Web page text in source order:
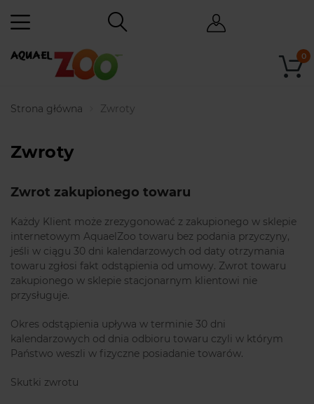
0
Strona główna Zwroty
Zwroty
Zwrot zakupionego towaru
Każdy Klient może zrezygonować z zakupionego w sklepie
internetowym AquaelZoo towaru bez podania przyczyny,
jeśli w ciągu 30 dni kalendarzowych od daty otrzymania
towaru zgłosi fakt odstąpienia od umowy. Zwrot towaru
zakupionego w sklepie stacjonarnym klientowi nie
przysługuje.
Okres odstąpienia upływa w terminie 30 dni
kalendarzowych od dnia odbioru towaru czyli w którym
Państwo weszli w fizyczne posiadanie towarów.
Skutki zwrotu